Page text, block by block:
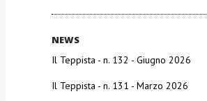
NEWS
Il Teppista - n. 132 - Giugno 2026
Il Teppista - n. 131 - Marzo 2026